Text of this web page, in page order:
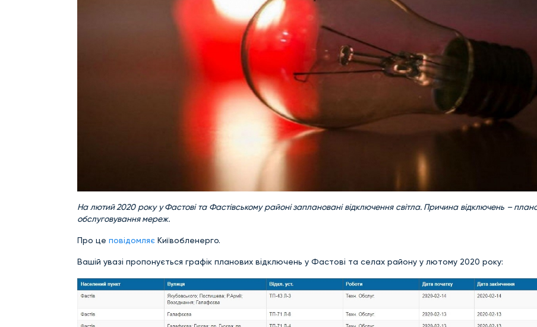
На лютий 2020 року у Фастові та Фастівському районі заплановані відключення світла. Причина відключень –
обслуговування мереж.
Про це повідомляє Київобленерго.
Вашій увазі пропонується графік планових відключень у Фастові та селах району у лютому 2020 року: